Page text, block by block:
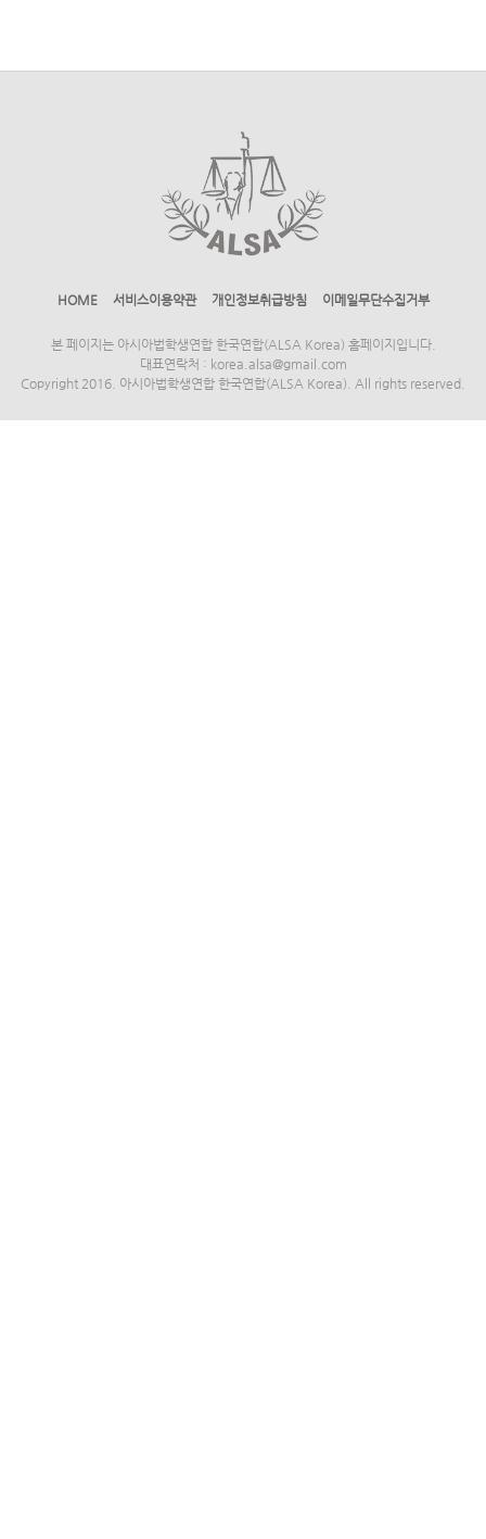
HOME 서비스이용약관 개인정보취급방침 이메일무단수집거부
본 페이지는 아시아법학생연합 한국연합(ALSA Korea) 홈페이지입니다.
대표연락처 : korea.alsa@gmail.com
Copyright 2016. 아시아법학생연합 한국연합(ALSA Korea). All rights reserved.